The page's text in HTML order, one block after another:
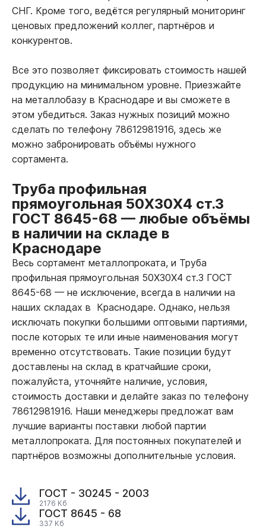
СНГ. Кроме того, ведётся регулярный мониторинг
ценовых предложений коллег, партнёров и
конкурентов.
Все это позволяет фиксировать стоимость нашей
продукцию на минимальном уровне. Приезжайте
на металлобазу в Краснодаре и вы сможете в
этом убедиться. Заказ нужных позиций можно
сделать по телефону 78612981916, здесь же
можно забронировать объёмы нужного
сортамента.
Труба профильная
прямоугольная 50Х30Х4 ст.3
ГОСТ 8645-68 — любые объёмы
в наличии на складе в
Краснодаре
Весь сортамент металлопроката, и Труба
профильная прямоугольная 50Х30Х4 ст.3 ГОСТ
8645-68 — не исключение, всегда в наличии на
наших складах в Краснодаре. Однако, нельзя
исключать покупки большими оптовыми партиями,
после которых те или иные наименования могут
временно отсутствовать. Такие позиции будут
доставлены на склад в кратчайшие сроки,
пожалуйста, уточняйте наличие, условия,
стоимость доставки и делайте заказ по телефону
78612981916. Наши менеджеры предложат вам
лучшие варианты поставки любой партии
металлопроката. Для постоянных покупателей и
партнёров возможны дополнительные условия.
ГОСТ - 30245 - 2003
2176 Кб
ГОСТ 8645 - 68
337 Кб